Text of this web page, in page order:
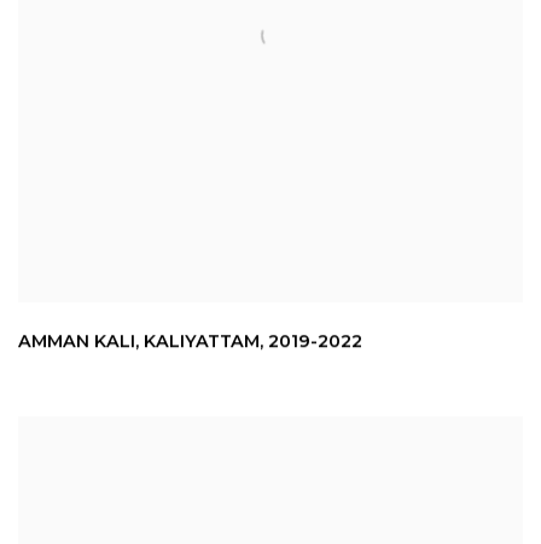
AMMAN KALI, KALIYATTAM, 2019-2022